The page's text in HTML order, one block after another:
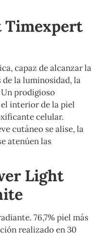
Timexpert
capaz de alcanzar la
la luminosidad, la
prodigioso
el interior de la piel
celular.
cutáneo se alise, la
atenúen las
Light
76,7% piel más
realizado en 30